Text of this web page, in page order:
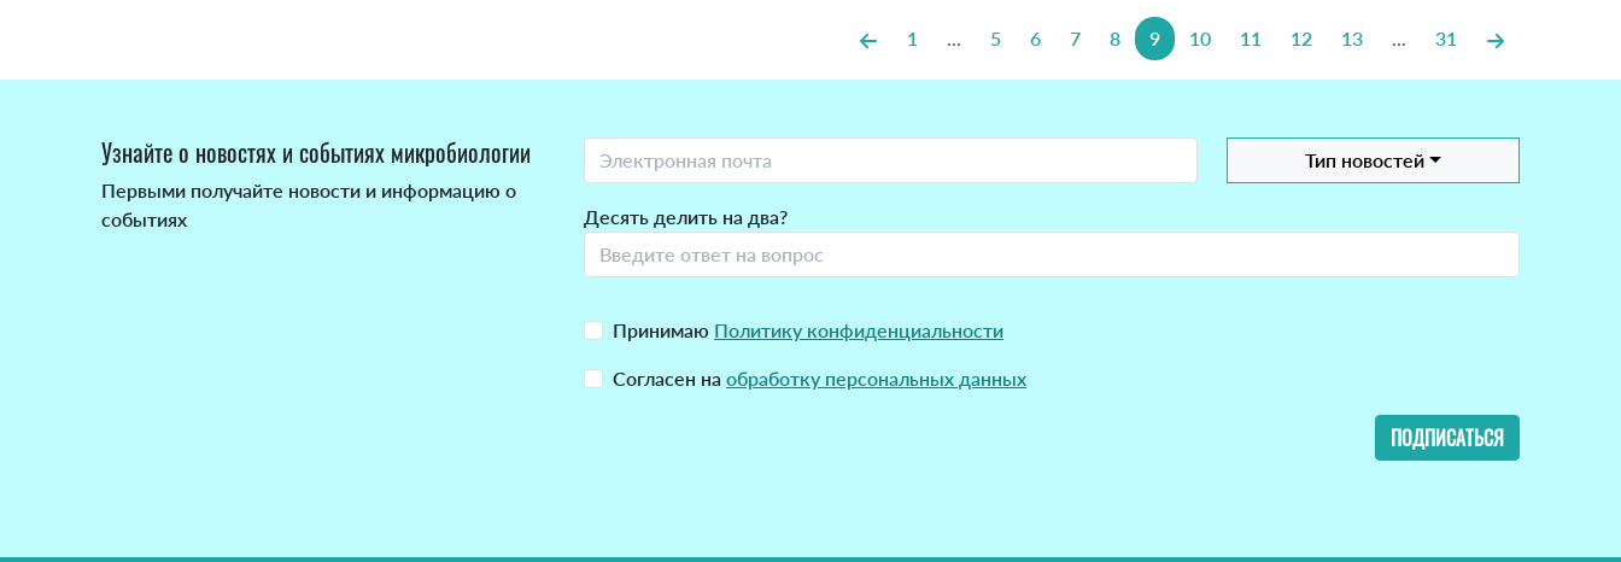
1 ... 5 6 7 8 9 10 11 12 13 ... 31
Узнайте о новостях и событиях микробиологии
Первыми получайте новости и информацию о
событиях
Тип новостей
Десять делить на два?
Принимаю Политику конфиденциальности
Согласен на обработку персональных данных
ПОДПИСАТЬСЯ